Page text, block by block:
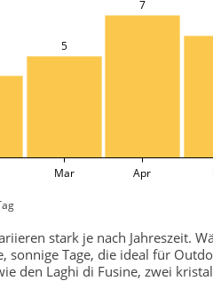
5
7
Mar Apr
stark je nach Jahreszeit.
sonnige Tage, die ideal für
den Laghi di Fusine, zwei